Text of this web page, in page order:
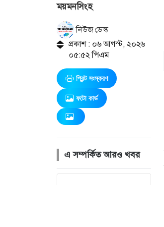
ময়মনসিংহ
নিউজ ডেস্ক
প্রকাশ : ০৬ আগস্ট, ২০২৬
০৫:৫২ পিএম
প্রিন্ট সংস্করণ
ফটো কার্ড
এ সম্পর্কিত আরও খবর